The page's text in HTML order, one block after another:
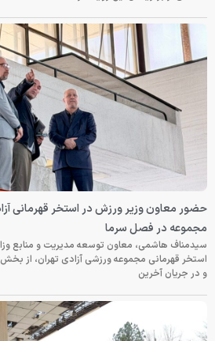
حضور معاون وزیر ورزش در استخر قهرمانی
مجموعه در فصل سرما
سیدمناف هاشمی، معاون توسعه مدیریت و منابع
استخر قهرمانی مجموعه ورزشی آزادی تهران، از
و در جریان آخرین